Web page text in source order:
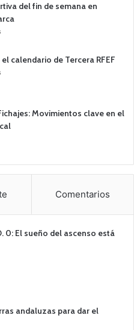
del fin de semana en
calendario de Tercera RFEF
Movimientos clave en el
Comentarios
0: El sueño del ascenso está
andaluzas para dar el